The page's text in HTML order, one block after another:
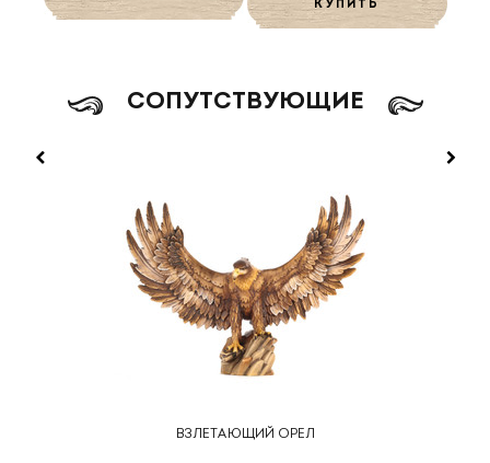
КУПИТЬ
CОПУТСТВУЮЩИЕ
ВЗЛЕТАЮЩИЙ ОРЕЛ